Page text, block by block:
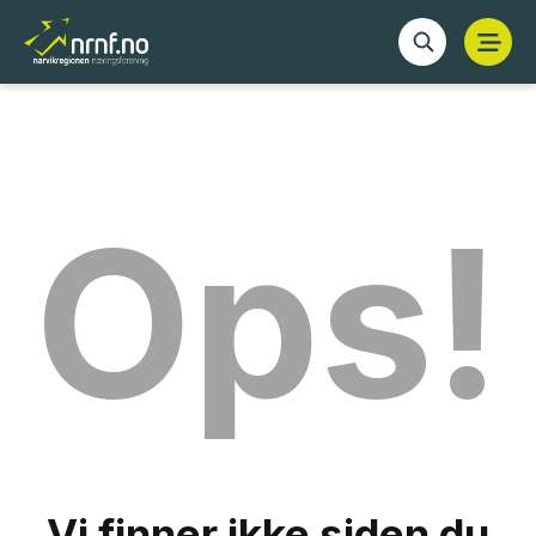
Ops!